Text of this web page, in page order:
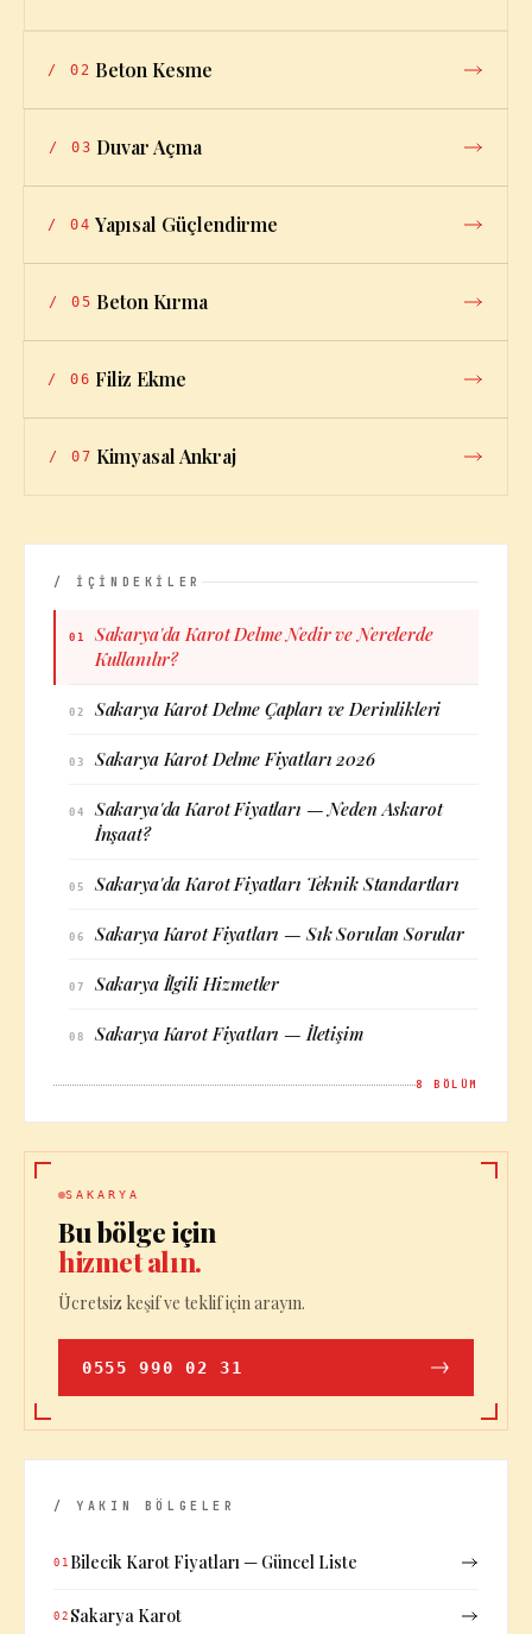
/ 02 Beton Kesme
/ 03 Duvar Açma
/ 04 Yapısal Güçlendirme
/ 05 Beton Kırma
/ 06 Filiz Ekme
/ 07 Kimyasal Ankraj
/ İÇİNDEKİLER
01
Sakarya'da Karot Delme Nedir ve Nerelerde
Kullanılır?
02 Sakarya Karot Delme Çapları ve Derinlikleri
03 Sakarya Karot Delme Fiyatları 2026
04
Sakarya'da Karot Fiyatları — Neden Askarot
İnşaat?
05 Sakarya'da Karot Fiyatları Teknik Standartları
06 Sakarya Karot Fiyatları — Sık Sorulan Sorular
07 Sakarya İlgili Hizmetler
08 Sakarya Karot Fiyatları — İletişim
8 BÖLÜM
SAKARYA
Bu bölge için
hizmet alın.
Ücretsiz keşif ve teklif için arayın.
0555 990 02 31
/ YAKIN BÖLGELER
01 Bilecik Karot Fiyatları — Güncel Liste
02 Sakarya Karot